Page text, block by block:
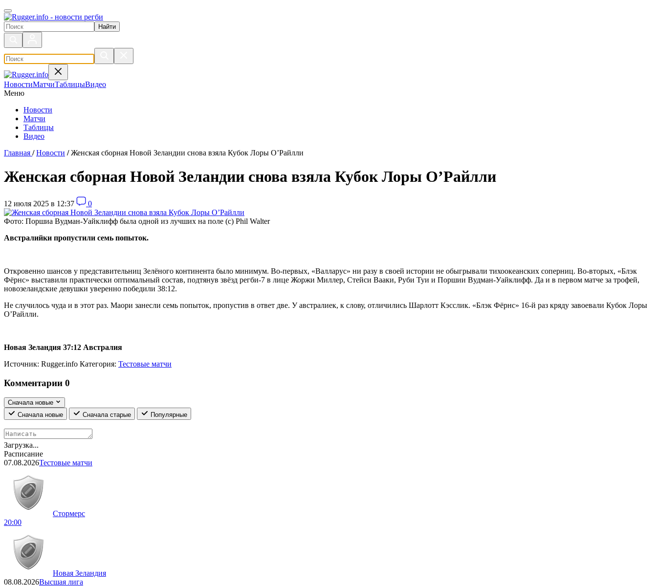
Поиск по сайту
НовостиМатчиТаблицыВидео
Меню
Новости
Матчи
Таблицы
Видео
Главная / Новости / Женская сборная Новой Зеландии снова взяла Кубок Лоры О’Райлли
Женская сборная Новой Зеландии снова взяла Кубок Лоры О’Райлли
12 июля 2025 в 12:37 0
Фото: Поршиа Вудман-Уайклифф была одной из лучших на поле (c) Phil Walter
Австралийки пропустили семь попыток.
Откровенно шансов у представительниц Зелёного континента было минимум. Во-первых, «Валларус» ни разу в своей истории не обыгрывали тихоокеанских соперниц. Во-вторых, «Блэк
Фёрнс» выставили практически оптимальный состав, подтянув звёзд регби-7 в лице Жоржи Миллер, Стейси Вааки, Руби Туи и Поршии Вудман-Уайклифф. Да и в первом матче за трофей,
новозеландские девушки уверенно победили 38:12.
Не случилось чуда и в этот раз. Маори занесли семь попыток, пропустив в ответ две. У австралиек, к слову, отличились Шарлотт Кэсслик. «Блэк Фёрнс» 16-й раз кряду завоевали Кубок Лоры
О’Райлли.
Новая Зеландия 37:12 Австралия
Источник: Rugger.info Категория: Тестовые матчи
Комментарии 0
Сначала новые
Сначала новые
Сначала старые Популярные
Загрузка...
Расписание
07.08.2026Тестовые матчи
Стормерс
20:00
Новая Зеландия
08.08.2026Высшая лига